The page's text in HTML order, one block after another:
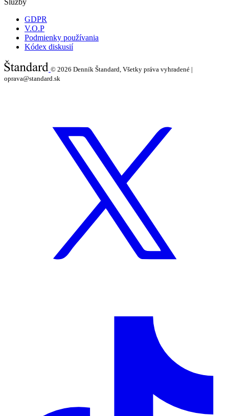
Služby
GDPR
V.O.P
Podmienky používania
Kódex diskusií
© 2026 Denník Štandard, Všetky práva vyhradené |
oprava@standard.sk